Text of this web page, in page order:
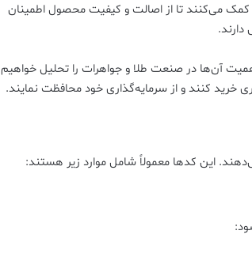
کمک می‌کنند تا از اصالت و کیفیت محصول اطمینان
آن‌ها در صنعت طلا و جواهرات را تحلیل خواهیم
خرید کنند و از سرمایه‌گذاری خود محافظت نمایند.
این کدها معمولاً شامل موارد زیر هستند: